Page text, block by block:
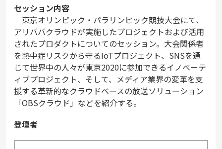
セッション内容
東京オリンピック・パラリンピック競技大会にて、
アリババクラウドが実施したプロジェクトおよび活用
されたプロダクトについてのセッション。大会関係者
を熱中症リスクから守るIoTプロジェクト、SNSを通
じて世界中の人々が東京2020に参加できるイノべーテ
ィブプロジェクト、そして、メディア業界の変革を支
援する革新的なクラウドベースの放送ソリューション
「OBSクラウド」などを紹介する。
登壇者